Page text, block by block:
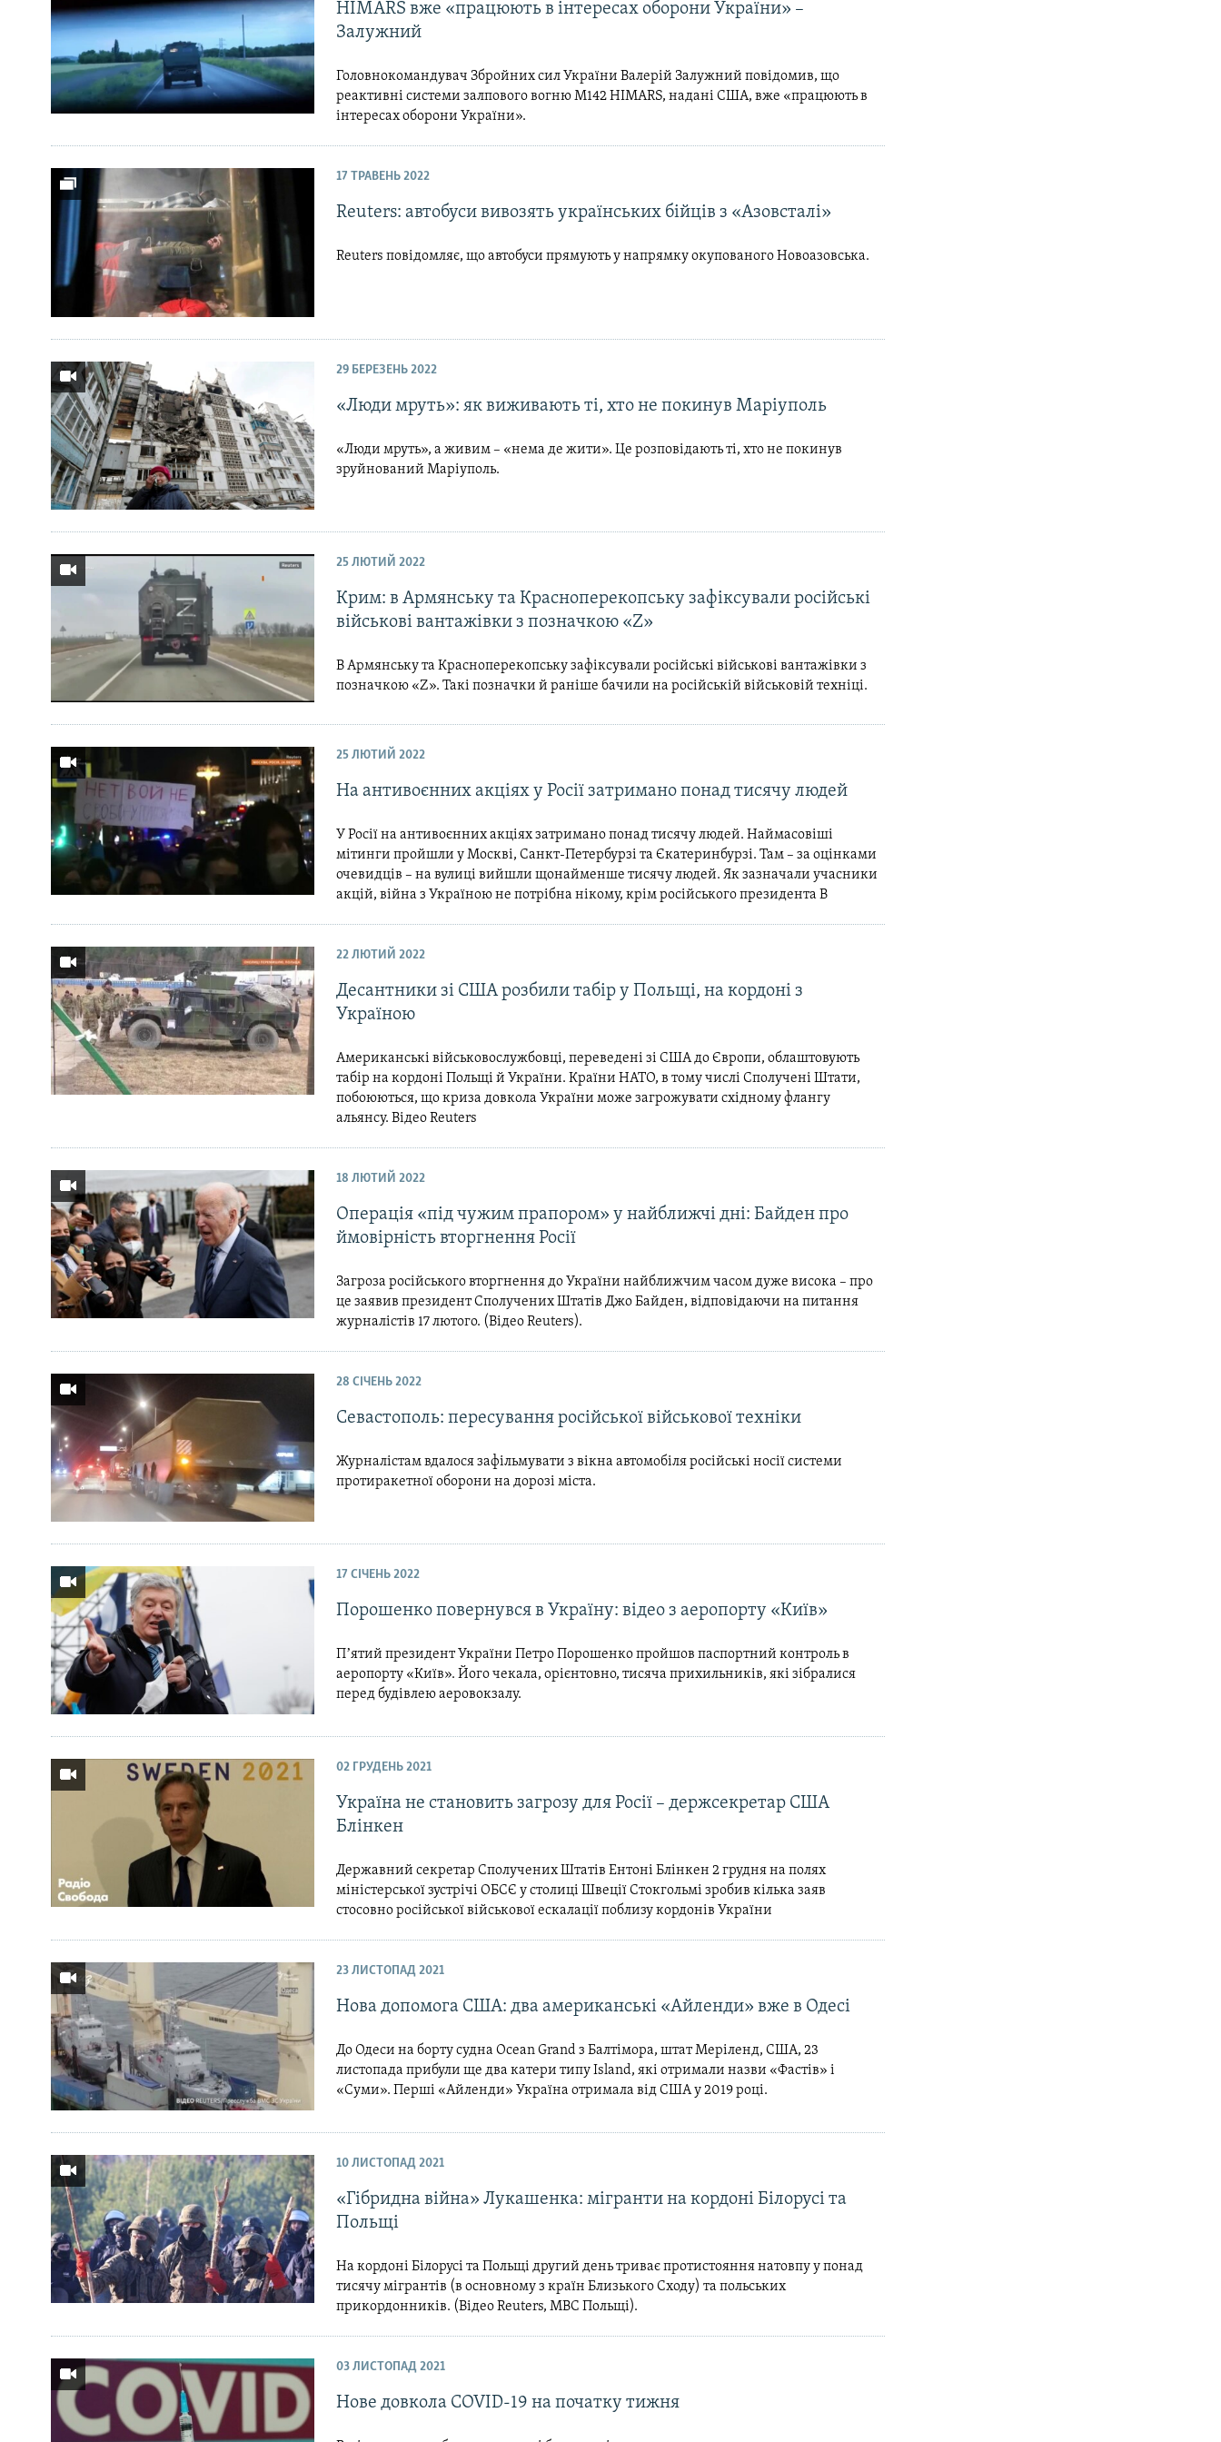
СВІДЧЕННЯ ОКУПАЦІЇ
УКРАЇНСЬКА ПРОБЛЕМА КРИМУ
ІНФОГРАФІКА
HIMARS вже «працюють в інтересах оборони України» –
Залужний
Головнокомандувач Збройних сил України Валерій Залужний повідомив, що
реактивні системи залпового вогню M142 HIMARS, надані США, вже «працюють в
інтересах оборони України».
17 ТРАВЕНЬ 2022
Reuters: автобуси вивозять українських бійців з «Азовсталі»
Reuters повідомляє, що автобуси прямують у напрямку окупованого Новоазовська.
29 БЕРЕЗЕНЬ 2022
«Люди мруть»: як виживають ті, хто не покинув Маріуполь
«Люди мруть», а живим – «нема де жити». Це розповідають ті, хто не покинув
зруйнований Маріуполь.
25 ЛЮТИЙ 2022
Крим: в Армянську та Красноперекопську зафіксували російські
військові вантажівки з позначкою «Z»
В Армянську та Красноперекопську зафіксували російські військові вантажівки з
позначкою «Z». Такі позначки й раніше бачили на російській військовій техніці.
25 ЛЮТИЙ 2022
На антивоєнних акціях у Росії затримано понад тисячу людей
У Росії на антивоєнних акціях затримано понад тисячу людей. Наймасовіші
мітинги пройшли у Москві, Санкт-Петербурзі та Єкатеринбурзі. Там – за оцінками
очевидців – на вулиці вийшли щонайменше тисячу людей. Як зазначали учасники
акцій, війна з Україною не потрібна нікому, крім російського президента В
22 ЛЮТИЙ 2022
Десантники зі США розбили табір у Польщі, на кордоні з
Україною
Американські військовослужбовці, переведені зі США до Європи, облаштовують
табір на кордоні Польщі й України. Країни НАТО, в тому числі Сполучені Штати,
побоюються, що криза довкола України може загрожувати східному флангу
альянсу. Відео Reuters
18 ЛЮТИЙ 2022
Операція «під чужим прапором» у найближчі дні: Байден про
ймовірність вторгнення Росії
Загроза російського вторгнення до України найближчим часом дуже висока – про
це заявив президент Сполучених Штатів Джо Байден, відповідаючи на питання
журналістів 17 лютого. (Відео Reuters).
28 СІЧЕНЬ 2022
Севастополь: пересування російської військової техніки
Журналістам вдалося зафільмувати з вікна автомобіля російські носії системи
протиракетної оборони на дорозі міста.
17 СІЧЕНЬ 2022
Порошенко повернувся в Україну: відео з аеропорту «Київ»
Пʼятий президент України Петро Порошенко пройшов паспортний контроль в
аеропорту «Київ». Його чекала, орієнтовно, тисяча прихильників, які зібралися
перед будівлею аеровокзалу.
02 ГРУДЕНЬ 2021
Україна не становить загрозу для Росії – держсекретар США
Блінкен
Державний секретар Сполучених Штатів Ентоні Блінкен 2 грудня на полях
міністерської зустрічі ОБСЄ у столиці Швеції Стокгольмі зробив кілька заяв
стосовно російської військової ескалації поблизу кордонів України
23 ЛИСТОПАД 2021
Нова допомога США: два американські «Айленди» вже в Одесі
До Одеси на борту судна Ocean Grand з Балтімора, штат Меріленд, США, 23
листопада прибули ще два катери типу Island, які отримали назви «Фастів» і
«Суми». Перші «Айленди» Україна отримала від США у 2019 році.
10 ЛИСТОПАД 2021
«Гібридна війна» Лукашенка: мігранти на кордоні Білорусі та
Польщі
На кордоні Білорусі та Польщі другий день триває протистояння натовпу у понад
тисячу мігрантів (в основному з країн Близького Сходу) та польських
прикордонників. (Відео Reuters, МВС Польщі).
03 ЛИСТОПАД 2021
Нове довкола COVID-19 на початку тижня